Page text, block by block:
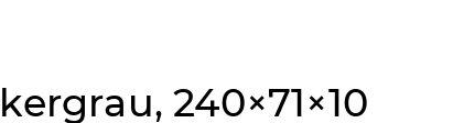
240×71×10